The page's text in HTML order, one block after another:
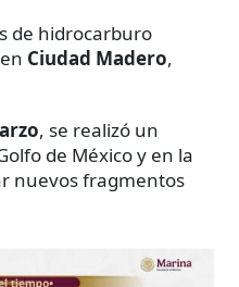
de hidrocarburo
Ciudad Madero,
, se realizó un
de México y en la
nuevos fragmentos